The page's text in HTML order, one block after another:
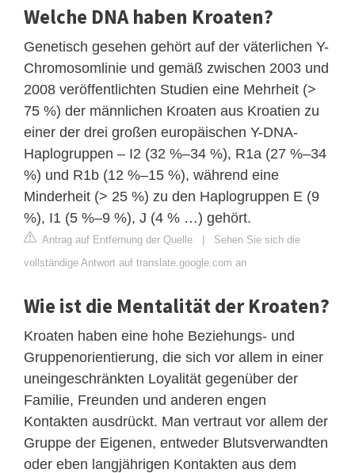
Welche DNA haben Kroaten?
Genetisch gesehen gehört auf der väterlichen Y-
Chromosomlinie und gemäß zwischen 2003 und
2008 veröffentlichten Studien eine Mehrheit (>
75 %) der männlichen Kroaten aus Kroatien zu
einer der drei großen europäischen Y-DNA-
Haplogruppen – I2 (32 %–34 %), R1a (27 %–34
%) und R1b (12 %–15 %), während eine
Minderheit (> 25 %) zu den Haplogruppen E (9
%), I1 (5 %–9 %), J (4 % …) gehört.
Antrag auf Entfernung der Quelle | Sehen Sie sich die
vollständige Antwort auf translate.google.com an
Wie ist die Mentalität der Kroaten?
Kroaten haben eine hohe Beziehungs- und
Gruppenorientierung, die sich vor allem in einer
uneingeschränkten Loyalität gegenüber der
Familie, Freunden und anderen engen
Kontakten ausdrückt. Man vertraut vor allem der
Gruppe der Eigenen, entweder Blutsverwandten
oder eben langjährigen Kontakten aus dem